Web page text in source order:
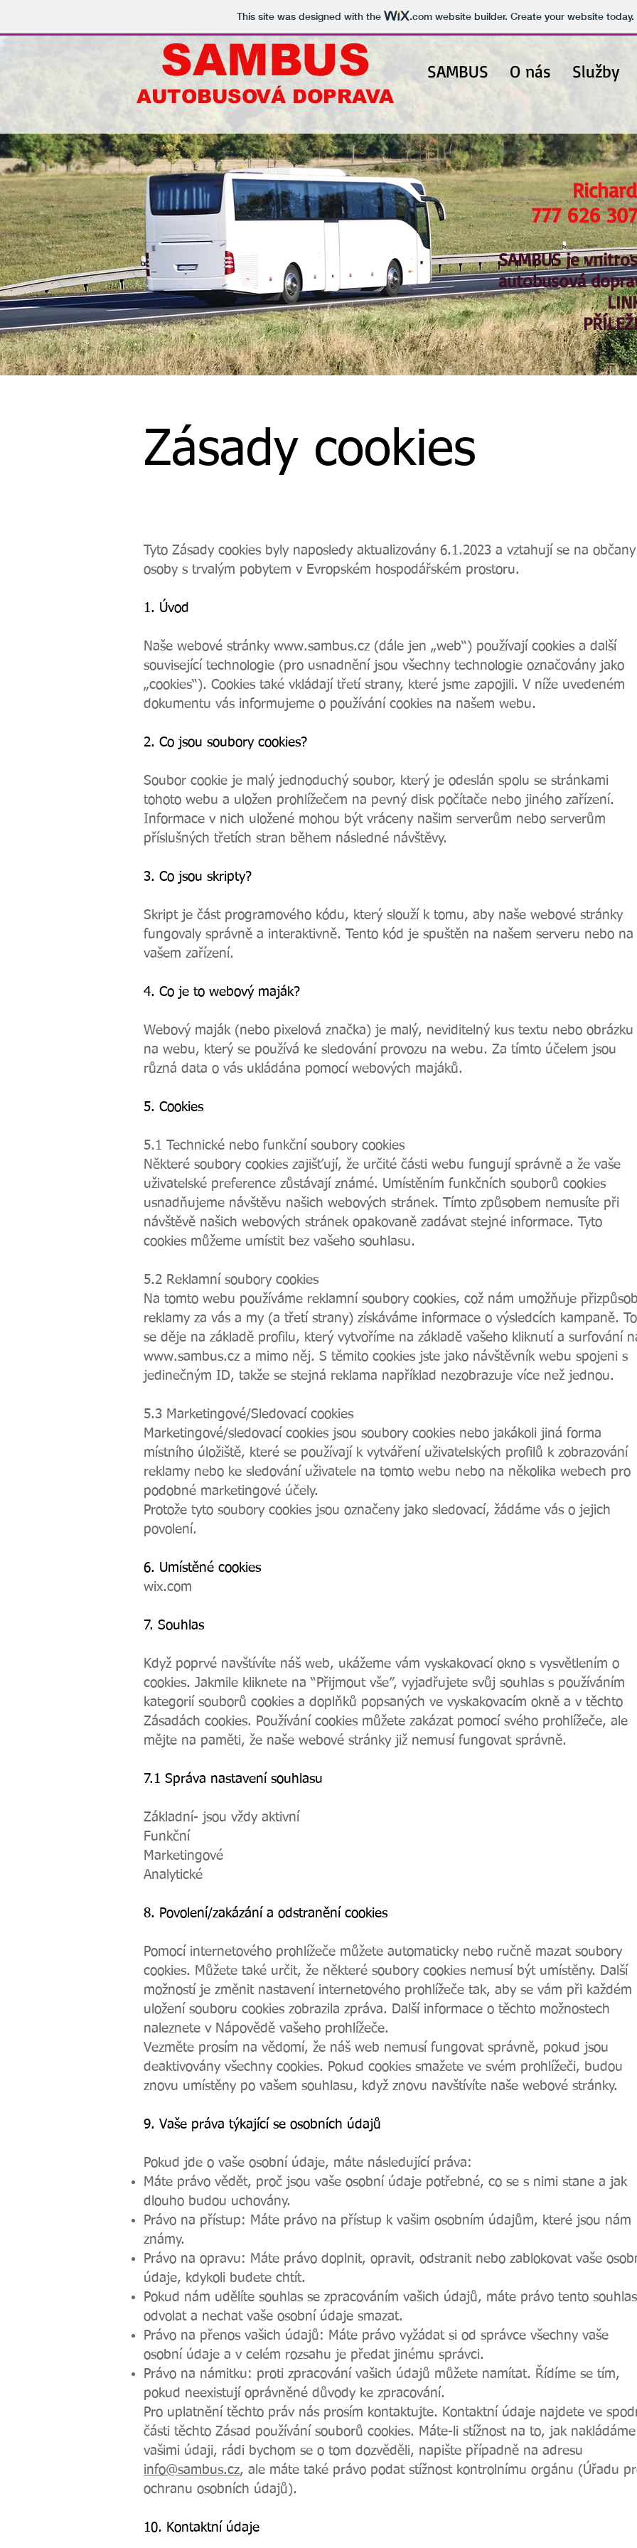
This site was designed with the .comwebsite builder. Create your website today.
AUTOBUSOVÁ DOPRAVA
SAMBUS
AUTOBUSOVÁ DOPRAVA
SAMBUS O nás Služby
777 626
SAMBUS je
autobusová
Zásady cookies
Tyto Zásady cookies byly naposledy aktualizovány 6.1.2023 a vztahují se na
osoby s trvalým pobytem v Evropském hospodářském prostoru.
1. Úvod
Naše webové stránky www.sambus.cz (dále jen „web“) používají cookies a další
související technologie (pro usnadnění jsou všechny technologie označovány jako
„cookies“). Cookies také vkládají třetí strany, které jsme zapojili. V níže uvedeném
dokumentu vás informujeme o používání cookies na našem webu.
2. Co jsou soubory cookies?
Soubor cookie je malý jednoduchý soubor, který je odeslán spolu se stránkami
tohoto webu a uložen prohlížečem na pevný disk počítače nebo jiného zařízení.
Informace v nich uložené mohou být vráceny našim serverům nebo serverům
příslušných třetích stran během následné návštěvy.
3. Co jsou skripty?
Skript je část programového kódu, který slouží k tomu, aby naše webové stránky
fungovaly správně a interaktivně. Tento kód je spuštěn na našem serveru nebo na
vašem zařízení.
4. Co je to webový maják?
Webový maják (nebo pixelová značka) je malý, neviditelný kus textu nebo obrázku
na webu, který se používá ke sledování provozu na webu. Za tímto účelem jsou
různá data o vás ukládána pomocí webových majáků.
5. Cookies
5.1 Technické nebo funkční soubory cookies
Některé soubory cookies zajišťují, že určité části webu fungují správně a že vaše
uživatelské preference zůstávají známé. Umístěním funkčních souborů cookies
usnadňujeme návštěvu našich webových stránek. Tímto způsobem nemusíte při
návštěvě našich webových stránek opakovaně zadávat stejné informace. Tyto
cookies můžeme umístit bez vašeho souhlasu.
5.2 Reklamní soubory cookies
Na tomto webu používáme reklamní soubory cookies, což nám umožňuje
reklamy za vás a my (a třetí strany) získáváme informace o výsledcích kampaně. To
se děje na základě profilu, který vytvoříme na základě vašeho kliknutí a surfování
www.sambus.cz a mimo něj. S těmito cookies jste jako návštěvník webu spojeni s
jedinečným ID, takže se stejná reklama například nezobrazuje více než jednou.
5.3 Marketingové/Sledovací cookies
Marketingové/sledovací cookies jsou soubory cookies nebo jakákoli jiná forma
místního úložiště, které se používají k vytváření uživatelských profilů k zobrazování
reklamy nebo ke sledování uživatele na tomto webu nebo na několika webech pro
podobné marketingové účely.
Protože tyto soubory cookies jsou označeny jako sledovací, žádáme vás o jejich
povolení.
6. Umístěné cookies
wix.com
7. Souhlas
Když poprvé navštívíte náš web, ukážeme vám vyskakovací okno s vysvětlením o
cookies. Jakmile kliknete na “Přijmout vše”, vyjadřujete svůj souhlas s používáním
kategorií souborů cookies a doplňků popsaných ve vyskakovacím okně a v těchto
Zásadách cookies. Používání cookies můžete zakázat pomocí svého prohlížeče, ale
mějte na paměti, že naše webové stránky již nemusí fungovat správně.
7.1 Správa nastavení souhlasu
Základní- jsou vždy aktivní
Funkční
Marketingové
Analytické
8. Povolení/zakázání a odstranění cookies
Pomocí internetového prohlížeče můžete automaticky nebo ručně mazat soubory
cookies. Můžete také určit, že některé soubory cookies nemusí být umístěny. Další
možností je změnit nastavení internetového prohlížeče tak, aby se vám při každém
uložení souboru cookies zobrazila zpráva. Další informace o těchto možnostech
naleznete v Nápovědě vašeho prohlížeče.
Vezměte prosím na vědomí, že náš web nemusí fungovat správně, pokud jsou
deaktivovány všechny cookies. Pokud cookies smažete ve svém prohlížeči, budou
znovu umístěny po vašem souhlasu, když znovu navštívíte naše webové stránky.
9. Vaše práva týkající se osobních údajů
Pokud jde o vaše osobní údaje, máte následující práva:
Máte právo vědět, proč jsou vaše osobní údaje potřebné, co se s nimi stane a jak
dlouho budou uchovány.
Právo na přístup: Máte právo na přístup k vašim osobním údajům, které jsou nám
známy.
Právo na opravu: Máte právo doplnit, opravit, odstranit nebo zablokovat vaše
údaje, kdykoli budete chtít.
Pokud nám udělíte souhlas se zpracováním vašich údajů, máte právo tento souhlas
odvolat a nechat vaše osobní údaje smazat.
Právo na přenos vašich údajů: Máte právo vyžádat si od správce všechny vaše
osobní údaje a v celém rozsahu je předat jinému správci.
Právo na námitku: proti zpracování vašich údajů můžete namítat. Řídíme se tím,
pokud neexistují oprávněné důvody ke zpracování.
Pro uplatnění těchto práv nás prosím kontaktujte. Kontaktní údaje najdete ve
části těchto Zásad používání souborů cookies. Máte-li stížnost na to, jak
vašimi údaji, rádi bychom se o tom dozvěděli, napište případně na adresu
info@sambus.cz, ale máte také právo podat stížnost kontrolnímu orgánu (Úřadu
ochranu osobních údajů).
10. Kontaktní údaje